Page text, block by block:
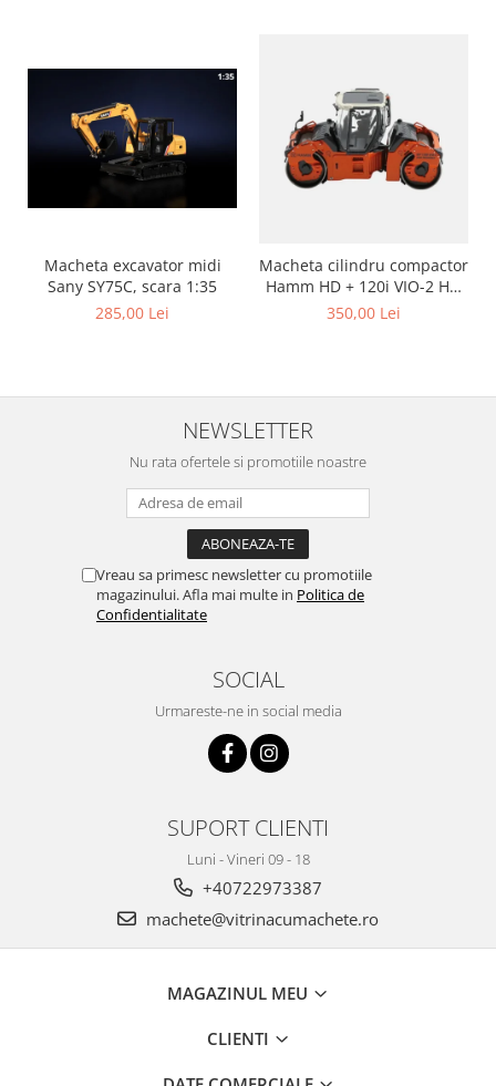
Macheta excavator midi
Sany SY75C, scara 1:35
285,00 Lei
Macheta cilindru compactor
Hamm HD + 120i VIO-2 HF,
scara 1:50
350,00 Lei
NEWSLETTER
Nu rata ofertele si promotiile noastre
Vreau sa primesc newsletter cu promotiile
magazinului. Afla mai multe in Politica de
Confidentialitate
SOCIAL
Urmareste-ne in social media
SUPORT CLIENTI
Luni - Vineri 09 - 18
+40722973387
machete@vitrinacumachete.ro
MAGAZINUL MEU
CLIENTI